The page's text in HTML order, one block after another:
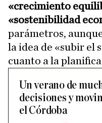
«crecimiento
«sostenibilidad
parámetros,
la idea de «subir el
cuanto a la
Un verano de
decisiones y
el Córdoba